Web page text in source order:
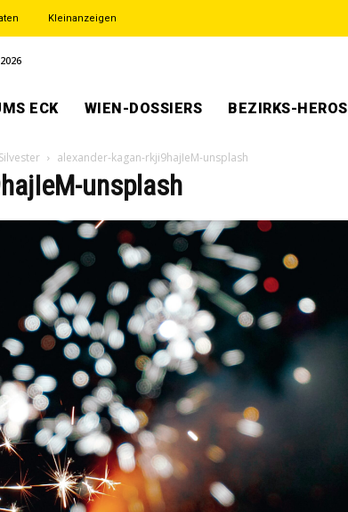
Kleinanzeigen
ECK WIEN-DOSSIERS BEZIRKS-HEROS
alexander-kagan-rkji9hajIeM-unsplash
unsplash